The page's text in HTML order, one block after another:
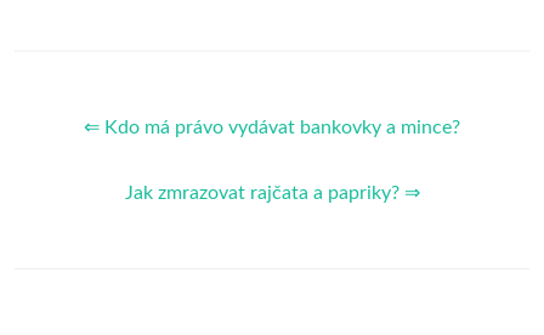
⇐ Kdo má právo vydávat bankovky a mince?
Jak zmrazovat rajčata a papriky? ⇒